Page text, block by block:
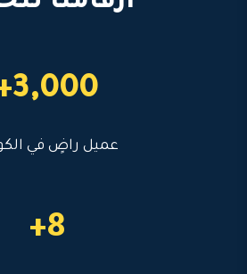
3,000+
عميل راضٍ في
8+